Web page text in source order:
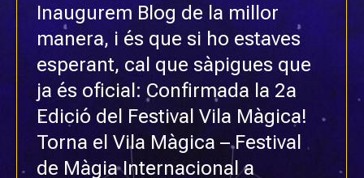
Inaugurem Blog de la millor
manera, i és que si ho estaves
esperant, cal que sàpigues que
ja és oficial: Confirmada la 2a
Edició del Festival Vila Màgica!
Torna el Vila Màgica – Festival
de Màgia Internacional a